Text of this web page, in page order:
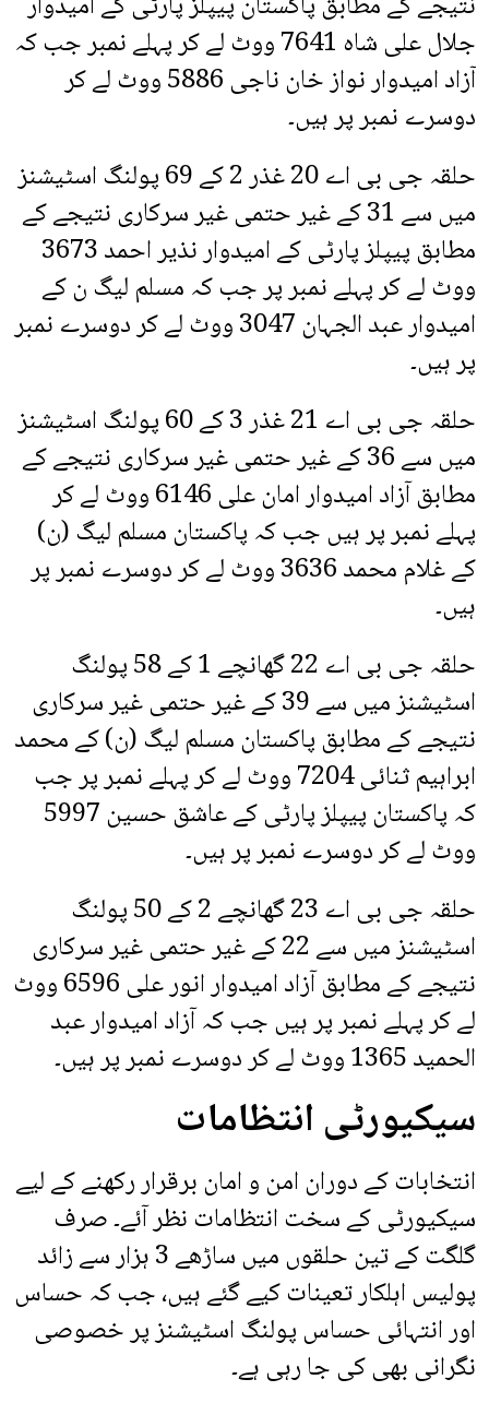
جلال علی شاہ 7641 ووٹ لے کر پہلے نمبر جب کہ
آزاد امیدوار نواز خان ناجی 5886 ووٹ لے کر
دوسرے نمبر پر ہیں۔
حلقہ جی بی اے 20 غذر 2 کے 69 پولنگ اسٹیشنز
میں سے 31 کے غیر حتمی غیر سرکاری نتیجے کے
مطابق پیپلز پارٹی کے امیدوار نذیر احمد 3673
ووٹ لے کر پہلے نمبر پر جب کہ مسلم لیگ ن کے
امیدوار عبد الجہان 3047 ووٹ لے کر دوسرے نمبر
پر ہیں۔
حلقہ جی بی اے 21 غذر 3 کے 60 پولنگ اسٹیشنز
میں سے 36 کے غیر حتمی غیر سرکاری نتیجے کے
مطابق آزاد امیدوار امان علی 6146 ووٹ لے کر
پہلے نمبر پر ہیں جب کہ پاکستان مسلم لیگ (ن)
کے غلام محمد 3636 ووٹ لے کر دوسرے نمبر پر
ہیں۔
حلقہ جی بی اے 22 گھانچے 1 کے 58 پولنگ
اسٹیشنز میں سے 39 کے غیر حتمی غیر سرکاری
نتیجے کے مطابق پاکستان مسلم لیگ (ن) کے محمد
ابراہیم ثنائی 7204 ووٹ لے کر پہلے نمبر پر جب
کہ پاکستان پیپلز پارٹی کے عاشق حسین 5997
ووٹ لے کر دوسرے نمبر پر ہیں۔
حلقہ جی بی اے 23 گھانچے 2 کے 50 پولنگ
اسٹیشنز میں سے 22 کے غیر حتمی غیر سرکاری
نتیجے کے مطابق آزاد امیدوار انور علی 6596 ووٹ
لے کر پہلے نمبر پر ہیں جب کہ آزاد امیدوار عبد
الحمید 1365 ووٹ لے کر دوسرے نمبر پر ہیں۔
سیکیورٹی انتظامات
انتخابات کے دوران امن و امان برقرار رکھنے کے لیے
سیکیورٹی کے سخت انتظامات نظر آئے۔ صرف
گلگت کے تین حلقوں میں ساڑھے 3 ہزار سے زائد
پولیس اہلکار تعینات کیے گئے ہیں، جب کہ حساس
اور انتہائی حساس پولنگ اسٹیشنز پر خصوصی
نگرانی بھی کی جا رہی ہے۔